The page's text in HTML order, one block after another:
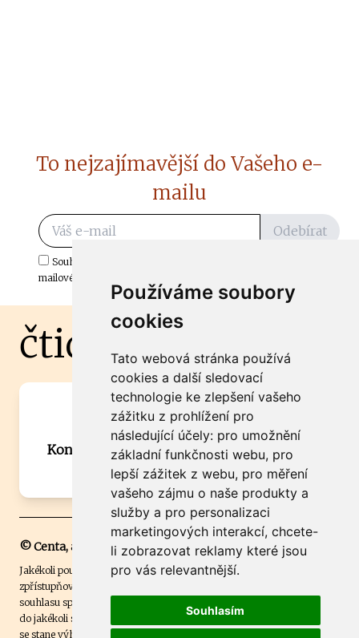
Používáme soubory
cookies
Tato webová stránka používá
cookies a další sledovací
technologie ke zlepšení vašeho
zážitku z prohlížení pro
následující účely: pro umožnění
základní funkčnosti webu, pro
lepší zážitek z webu, pro měření
vašeho zájmu o naše produkty a
služby a pro personalizaci
marketingových interakcí, chcete-
li zobrazovat reklamy které jsou
pro vás relevantnější.
Souhlasím
To nejzajímavější do Vašeho e-
mailu
Odebírat
Souhlasím s odběrem důležitých zpráv ze ČtiDoma.cz do mé e-
mailové schránky.
čtidoma.cz
Máte zajímavou informaci? Chcete
spolupracovat?
Kontaktujte šéfredaktora Martina Chalupu:
chalupa@ctidoma.cz
© Centa, a.s.
Jakékoli použití obsahu včetně převzetí, šíření či dalšího užití a
zpřístupňování textových či obrazových materiálů bez písemného
souhlasu společnosti Centa,a.s. je zakázáno. Čtenář svým přihlášením
do jakékoli soutěže na našem webu dává souhlas s tím, že v případě, že
se stane výhercem této soutěže, může být jeho jméno na webu